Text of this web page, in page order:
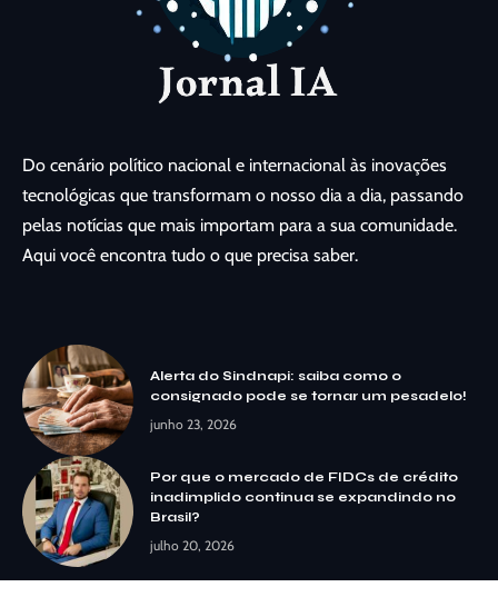
Do cenário político nacional e internacional às inovações
tecnológicas que transformam o nosso dia a dia, passando
pelas notícias que mais importam para a sua comunidade.
Aqui você encontra tudo o que precisa saber.
Alerta do Sindnapi: saiba como o
consignado pode se tornar um pesadelo!
junho 23, 2026
Por que o mercado de FIDCs de crédito
inadimplido continua se expandindo no
Brasil?
julho 20, 2026